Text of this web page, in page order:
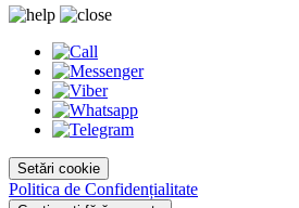
Setări cookie
Politica de Confidențialitate